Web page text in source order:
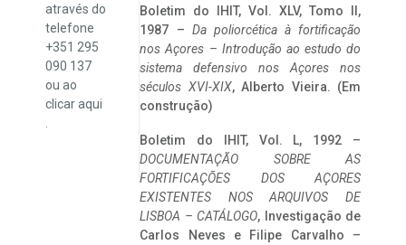
através do
telefone
+351 295
090 137
ou ao
clicaraqui
Boletim do IHIT, Vol. XLV, Tomo II,
1987 – Da poliorcética à fortificação
nos Açores – Introdução ao estudo do
sistema defensivo nos Açores nos
séculos XVI-XIX, Alberto Vieira. (Em
construção)
Boletim do IHIT, Vol. L, 1992 –
DOCUMENTAÇÃO SOBRE AS
FORTIFICAÇÕES DOS AÇORES
EXISTENTES NOS ARQUIVOS DE
LISBOA – CATÁLOGO, Investigação de
Carlos Neves e Filipe Carvalho –